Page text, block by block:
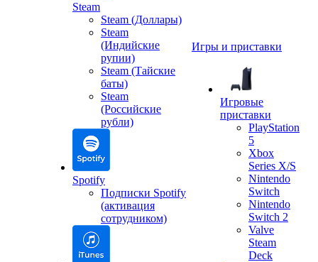
Steam
Steam (Доллары)
Steam
(Индийские
рупии)
Steam (Тайские
баты)
Steam
(Российские
рубли)
Spotify
Подписки Spotify
(активация
сотрудником)
Игры и приставки
Игровые
приставки
PlayStation
5
Xbox
Series X/S
Nintendo
Switch
Nintendo
Switch 2
Valve
Steam
Deck